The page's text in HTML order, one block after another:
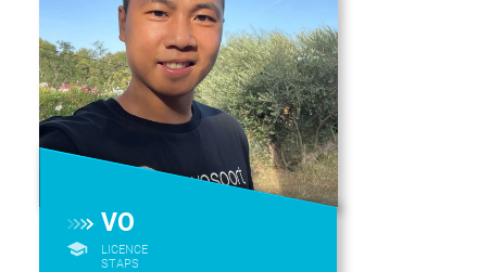
VO
LICENCE
STAPS